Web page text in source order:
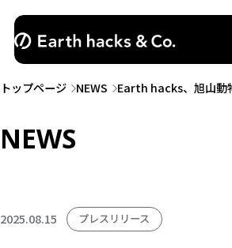
トップページ NEWS Earth hacks、旭山動
NEWS
2025.08.15 プレスリリース